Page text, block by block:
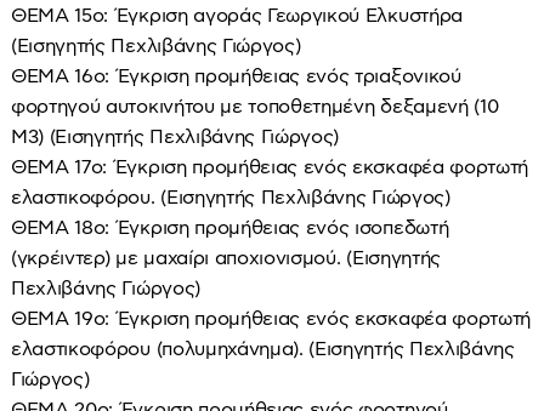
ΘΕΜΑ 15ο: Έγκριση αγοράς Γεωργικού Ελκυστήρα
(Εισηγητής Πεχλιβάνης Γιώργος)
ΘΕΜΑ 16ο: Έγκριση προμήθειας ενός τριαξονικού
φορτηγού αυτοκινήτου με τοποθετημένη δεξαμενή (10
Μ3) (Εισηγητής Πεχλιβάνης Γιώργος)
ΘΕΜΑ 17ο: Έγκριση προμήθειας ενός εκσκαφέα φορτωτή
ελαστικοφόρου. (Εισηγητής Πεχλιβάνης Γιώργος)
ΘΕΜΑ 18ο: Έγκριση προμήθειας ενός ισοπεδωτή
(γκρέιντερ) με μαχαίρι αποχιονισμού. (Εισηγητής
Πεχλιβάνης Γιώργος)
ΘΕΜΑ 19ο: Έγκριση προμήθειας ενός εκσκαφέα φορτωτή
ελαστικοφόρου (πολυμηχάνημα). (Εισηγητής Πεχλιβάνης
Γιώργος)